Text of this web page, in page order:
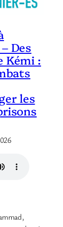
Des
Kémi :
les